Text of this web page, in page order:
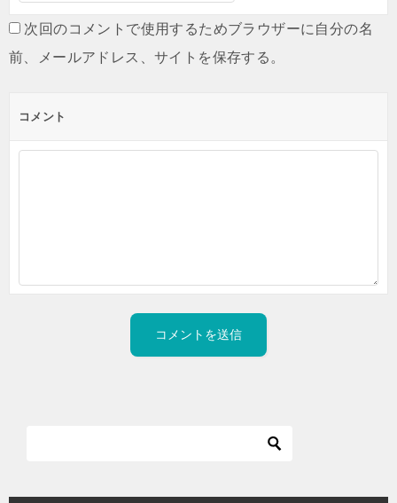
次回のコメントで使用するためブラウザーに自分の名
前、メールアドレス、サイトを保存する。
コメント